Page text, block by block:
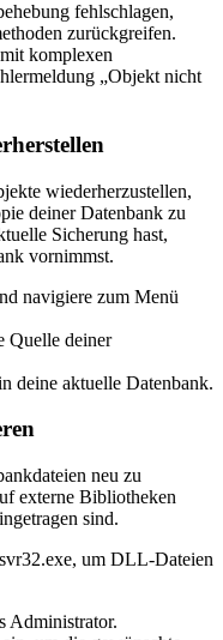
fehlschlagen,
zurückgreifen.
komplexen
„Objekt nicht
wiederherzustellen,
deiner Datenbank zu
Sicherung hast,
vornimmst.
navigiere zum Menü
Quelle deiner
deine aktuelle Datenbank.
neu zu
externe Bibliotheken
sind.
um DLL-Dateien
Administrator.